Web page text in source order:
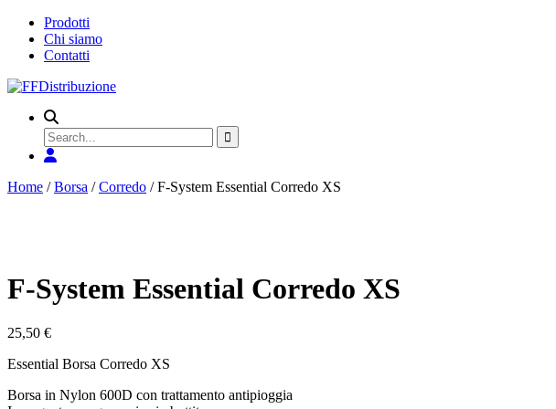
Prodotti
Chi siamo
Contatti
Search
for
Home /Borsa /Corredo / F-System Essential Corredo XS
F-System Essential Corredo XS
25,50 €
Essential Borsa Corredo XS
Borsa in Nylon 600D con trattamento antipioggia